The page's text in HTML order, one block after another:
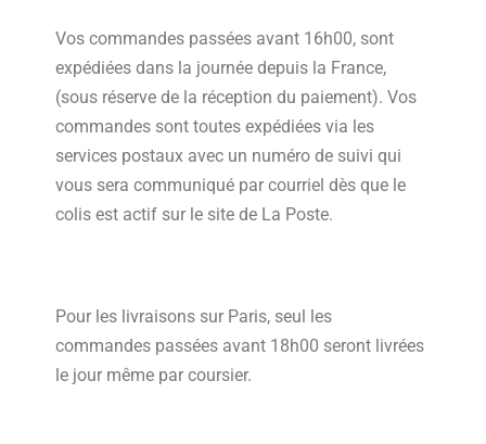
Vos commandes passées avant 16h00, sont
expédiées dans la journée depuis la France,
(sous réserve de la réception du paiement). Vos
commandes sont toutes expédiées via les
services postaux avec un numéro de suivi qui
vous sera communiqué par courriel dès que le
colis est actif sur le site de La Poste.
Pour les livraisons sur Paris, seul les
commandes passées avant 18h00 seront livrées
le jour même par coursier.